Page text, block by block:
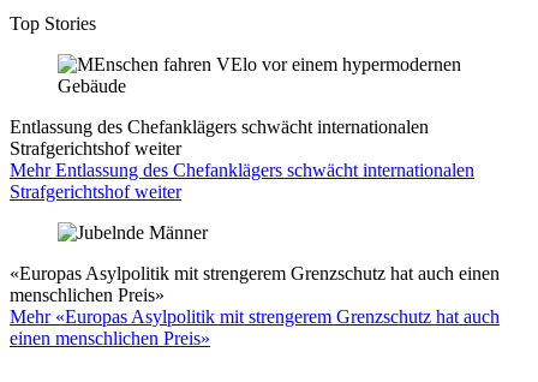
Top Stories
Entlassung des Chefanklägers schwächt internationalen
Strafgerichtshof weiter
Mehr Entlassung des Chefanklägers schwächt internationalen
Strafgerichtshof weiter
«Europas Asylpolitik mit strengerem Grenzschutz hat auch einen
menschlichen Preis»
Mehr «Europas Asylpolitik mit strengerem Grenzschutz hat auch
einen menschlichen Preis»